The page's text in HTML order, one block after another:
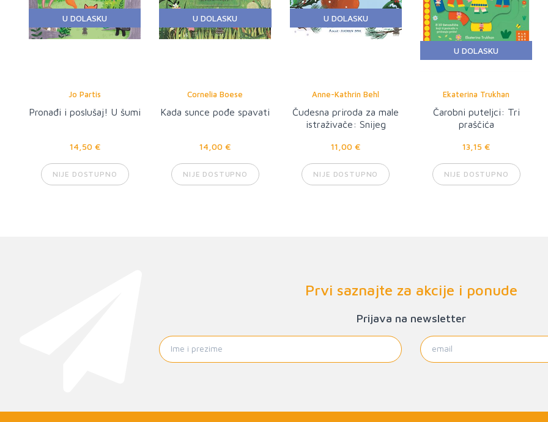
U DOLASKU
Jo Partis
Pronađi i poslušaj! U šumi
14,50 €
NIJE DOSTUPNO
U DOLASKU
Cornelia Boese
Kada sunce pođe spavati
14,00 €
NIJE DOSTUPNO
U DOLASKU
Anne-Kathrin Behl
Čudesna priroda za male
istraživače: Snijeg
11,00 €
NIJE DOSTUPNO
U DOLASKU
Ekaterina Trukhan
Čarobni puteljci: Tri
praščića
13,15 €
NIJE DOSTUPNO
Prvi saznajte za akcije i ponude
Prijava na newsletter